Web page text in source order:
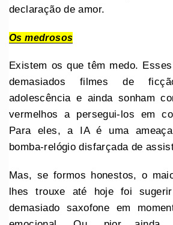
declaração de amor.
Os medrosos
Existem os que têm medo.
demasiados filmes de
adolescência e ainda sonham
vermelhos a persegui-los em
Para eles, a IA é uma
bomba-relógio disfarçada de
Mas, se formos honestos, o
lhes trouxe até hoje foi
demasiado saxofone em